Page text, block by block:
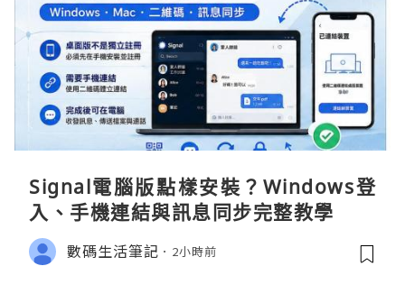
Signal電腦版點樣安裝？Windows登
入、手機連結與訊息同步完整教學
數碼生活筆記 2小時前